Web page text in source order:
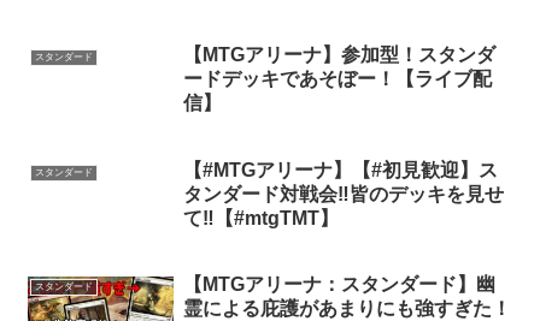
スタンダード
【MTGアリーナ】参加型！スタンダ
ードデッキであそぼー！【ライブ配
信】
スタンダード
【#MTGアリーナ】【#初見歓迎】ス
タンダード対戦会‼皆のデッキを見せ
て‼【#mtgTMT】
スタンダード
【MTGアリーナ：スタンダード】幽
霊による庇護があまりにも強すぎた！